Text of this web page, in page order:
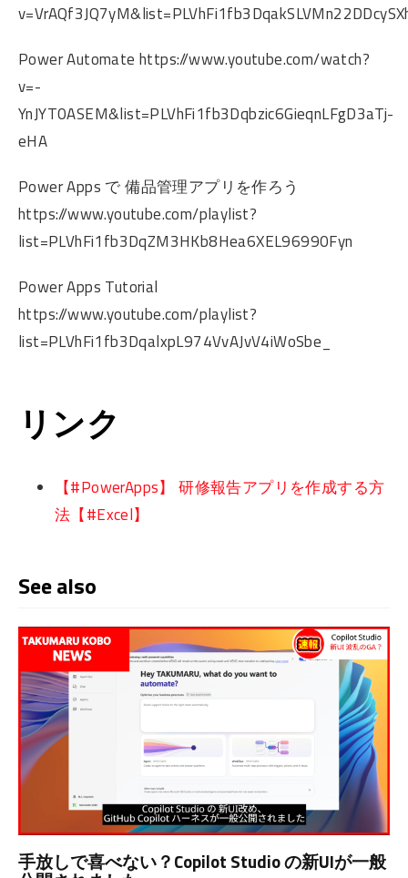
Power Automate https://www.youtube.com/watch?
v=-
YnJYT0ASEM&list=PLVhFi1fb3Dqbzic6GieqnLFgD3aTj-
eHA
Power Apps で 備品管理アプリを作ろう
https://www.youtube.com/playlist?
list=PLVhFi1fb3DqZM3HKb8Hea6XEL96990Fyn
Power Apps Tutorial
https://www.youtube.com/playlist?
list=PLVhFi1fb3DqalxpL974VvAJvV4iWoSbe_
リンク
【#PowerApps】 研修報告アプリを作成する方
法【#Excel】
See also
手放しで喜べない？Copilot Studio の新UIが一般